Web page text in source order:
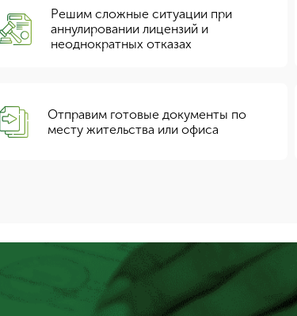
Решим сложные ситуации при
аннулировании лицензий и
неоднократных отказах
Отправим готовые документы по
месту жительства или офиса